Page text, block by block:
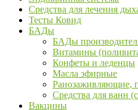
Средства для лечения
Тесты Ковид
БАДы
БАДы
Витамины
Конфеты и леденцы
Масла эфирные
Ранозаживляющие,
Средства для ванн
Вакцины